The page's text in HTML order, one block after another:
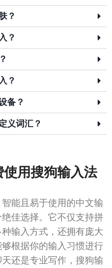
？
？
？
备？
义词汇？
用搜狗输入法
能且易于使用的中文输
佳选择。它不仅支持拼
输入方式，还拥有庞大
根据你的输入习惯进行
还是专业写作，搜狗输